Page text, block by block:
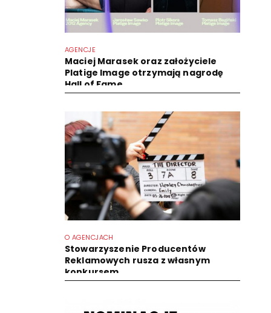
AGENCJE
Maciej Marasek oraz założyciele
Platige Image otrzymają nagrodę
Hall of Fame
O AGENCJACH
Stowarzyszenie Producentów
Reklamowych rusza z własnym
konkursem